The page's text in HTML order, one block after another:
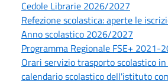
Cedole Librarie 2026/2027
Refezione scolastica: aperte le
Anno scolastico 2026/2027
Programma Regionale FSE+ 2021-
Orari servizio trasporto scolastico
calendario scolastico dell'istituto